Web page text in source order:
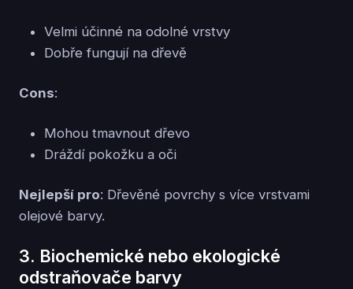
Velmi účinné na odolné vrstvy
Dobře fungují na dřevě
Cons:
Mohou tmavnout dřevo
Dráždí pokožku a oči
Nejlepší pro: Dřevěné povrchy s více vrstvami
olejové barvy.
3. Biochemické nebo ekologické
odstraňovače barvy